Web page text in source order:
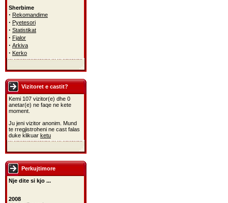
Sherbime
· Rekomandime
· Pyetesori
· Statistikat
· Fjalor
· Arkiva
· Kerko
Vizitoret e castit?
Kemi 107 vizitor(e) dhe 0
anetar(e) ne faqe ne kete
moment.
Ju jeni vizitor anonim. Mund
te rregjistroheni ne cast falas
duke klikuar ketu
Perkujtimore
Nje dite si kjo ...
2008